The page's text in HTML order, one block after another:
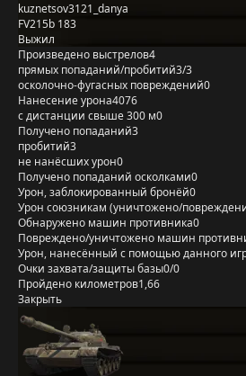
kuznetsov3121_danya
FV215b 183
Выжил
Произведено выстрелов4
прямых попаданий/пробитий3/3
осколочно-фугасных повреждений0
Нанесение урона4076
с дистанции свыше 300 м0
Получено попаданий3
пробитий3
не нанёсших урон0
Получено попаданий осколками0
Урон, заблокированный бронёй0
Урон союзникам (уничтожено/
Обнаружено машин противника0
Повреждено/уничтожено машин
Урон, нанесённый с помощью данного
Очки захвата/защиты базы0/0
Пройдено километров1,66
Закрыть